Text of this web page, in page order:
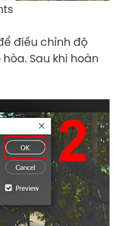
điều chỉnh độ
Sau khi hoàn